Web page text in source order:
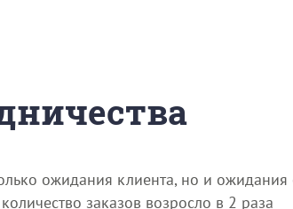
ожидания клиента, но и
заказов возросло в 2 раза